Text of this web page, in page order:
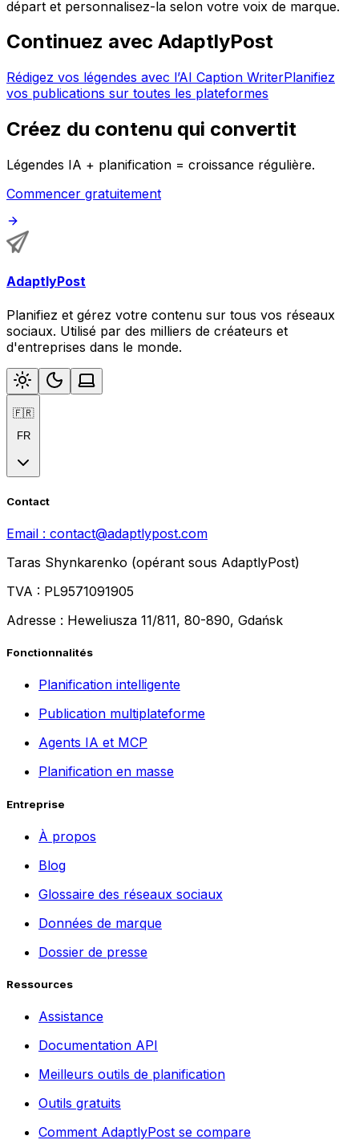
départ et personnalisez-la selon votre voix de marque.
Continuez avec AdaptlyPost
Rédigez vos légendes avec l’AI Caption WriterPlanifiez
vos publications sur toutes les plateformes
Créez du contenu qui convertit
Légendes IA + planification = croissance régulière.
Commencer gratuitement
AdaptlyPost
Planifiez et gérez votre contenu sur tous vos réseaux
sociaux. Utilisé par des milliers de créateurs et
d'entreprises dans le monde.
🇫🇷
FR
Contact
Email : contact@adaptlypost.com
Taras Shynkarenko (opérant sous AdaptlyPost)
TVA : PL9571091905
Adresse : Heweliusza 11/811, 80-890, Gdańsk
Fonctionnalités
Planification intelligente
Publication multiplateforme
Agents IA et MCP
Planification en masse
Entreprise
À propos
Blog
Glossaire des réseaux sociaux
Données de marque
Dossier de presse
Ressources
Assistance
Documentation API
Meilleurs outils de planification
Outils gratuits
Comment AdaptlyPost se compare